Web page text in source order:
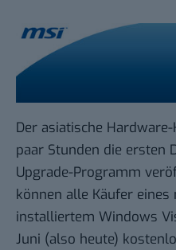
Der asiatische
paar Stunden die ersten
Upgrade-Programm
können alle Käufer eines
installiertem Windows
Juni (also heute)